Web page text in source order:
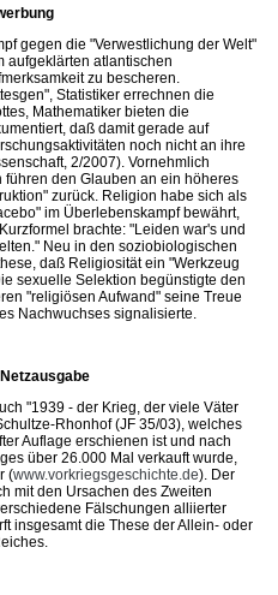
gegen die "Verwestlichung der Welt"
aufgeklärten atlantischen
zu bescheren.
Statistiker errechnen die
Mathematiker bieten die
daß damit gerade auf
noch nicht an ihre
2/2007). Vornehmlich
den Glauben an ein höheres
zurück. Religion habe sich als
im Überlebenskampf bewährt,
brachte: "Leiden war's und
Neu in den soziobiologischen
daß Religiosität ein "Werkzeug
sexuelle Selektion begünstigte den
"religiösen Aufwand" seine Treue
Nachwuchses signalisierte.
"1939 - der Krieg, der viele Väter
Rhonhof (JF 35/03), welches
Auflage erschienen ist und nach
über 26.000 Mal verkauft wurde,
(www.vorkriegsgeschichte.de). Der
mit den Ursachen des Zweiten
Fälschungen alliierter
insgesamt die These der Allein- oder